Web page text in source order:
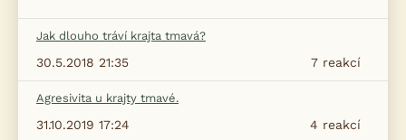
Jak dlouho tráví krajta tmavá?
7 reakcí
30.5.2018 21:35
Agresivita u krajty tmavé.
4 reakcí
31.10.2019 17:24